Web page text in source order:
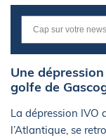
Une
golfe de
La dépression IVO
l’Atlantique, se